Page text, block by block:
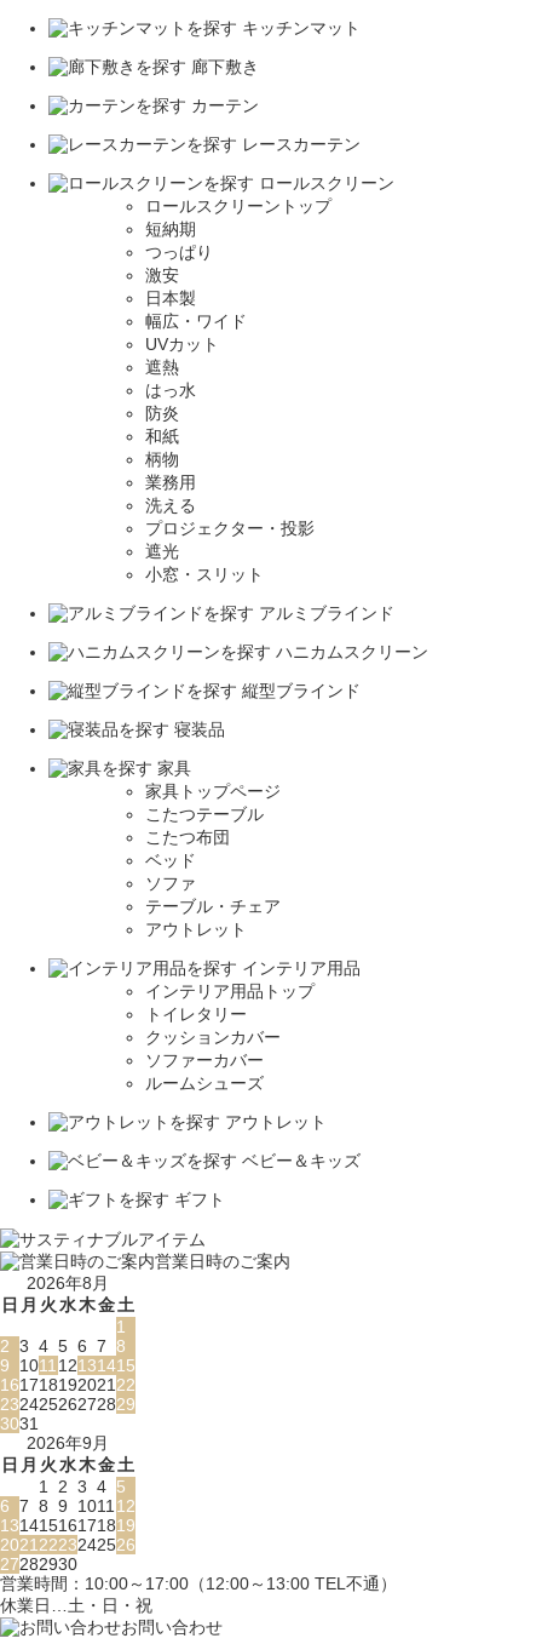
キッチンマット
廊下敷き
カーテン
レースカーテン
ロールスクリーン
ロールスクリーントップ
短納期
つっぱり
激安
日本製
幅広・ワイド
UVカット
遮熱
はっ水
防炎
和紙
柄物
業務用
洗える
プロジェクター・投影
遮光
小窓・スリット
アルミブラインド
ハニカムスクリーン
縦型ブラインド
寝装品
家具
家具トップページ
こたつテーブル
こたつ布団
ベッド
ソファ
テーブル・チェア
アウトレット
インテリア用品
インテリア用品トップ
トイレタリー
クッションカバー
ソファーカバー
ルームシューズ
アウトレット
ベビー＆キッズ
ギフト
営業日時のご案内
2026年8月
日 月 火水木金土
1
2 3 4 5 6 7 8
9
1011 12131415
161718192021 22
23242526272829
3031
2026年9月
日 月 火水木金土
1
2 3 4 5
6 7 8 9 1011 12
13141516171819
2021 2223242526
27282930
営業時間：10:00～17:00（12:00～13:00 TEL不通）
休業日…土・日・祝
お問い合わせ